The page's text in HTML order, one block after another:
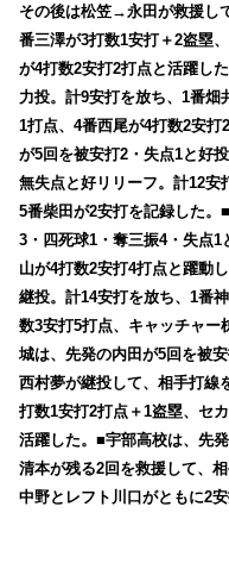
その後は松笠→永田が救援し
番三澤が3打数1安打＋2盗塁
が4打数2安打2打点と活躍し
力投。計9安打を放ち、1番畑
1打点、4番西尾が4打数2安
が5回を被安打2・失点1と好
無失点と好リリーフ。計12安
5番柴田が2安打を記録した
3・四死球1・奪三振4・失点
山が4打数2安打4打点と躍動
継投。計14安打を放ち、1番
数3安打5打点、キャッチャー
城は、先発の内田が5回を被
西村夢が継投して、相手打線
打数1安打2打点＋1盗塁、セ
活躍した。■宇部高校は、先
清本が残る2回を救援して、
中野とレフト川口がともに2安